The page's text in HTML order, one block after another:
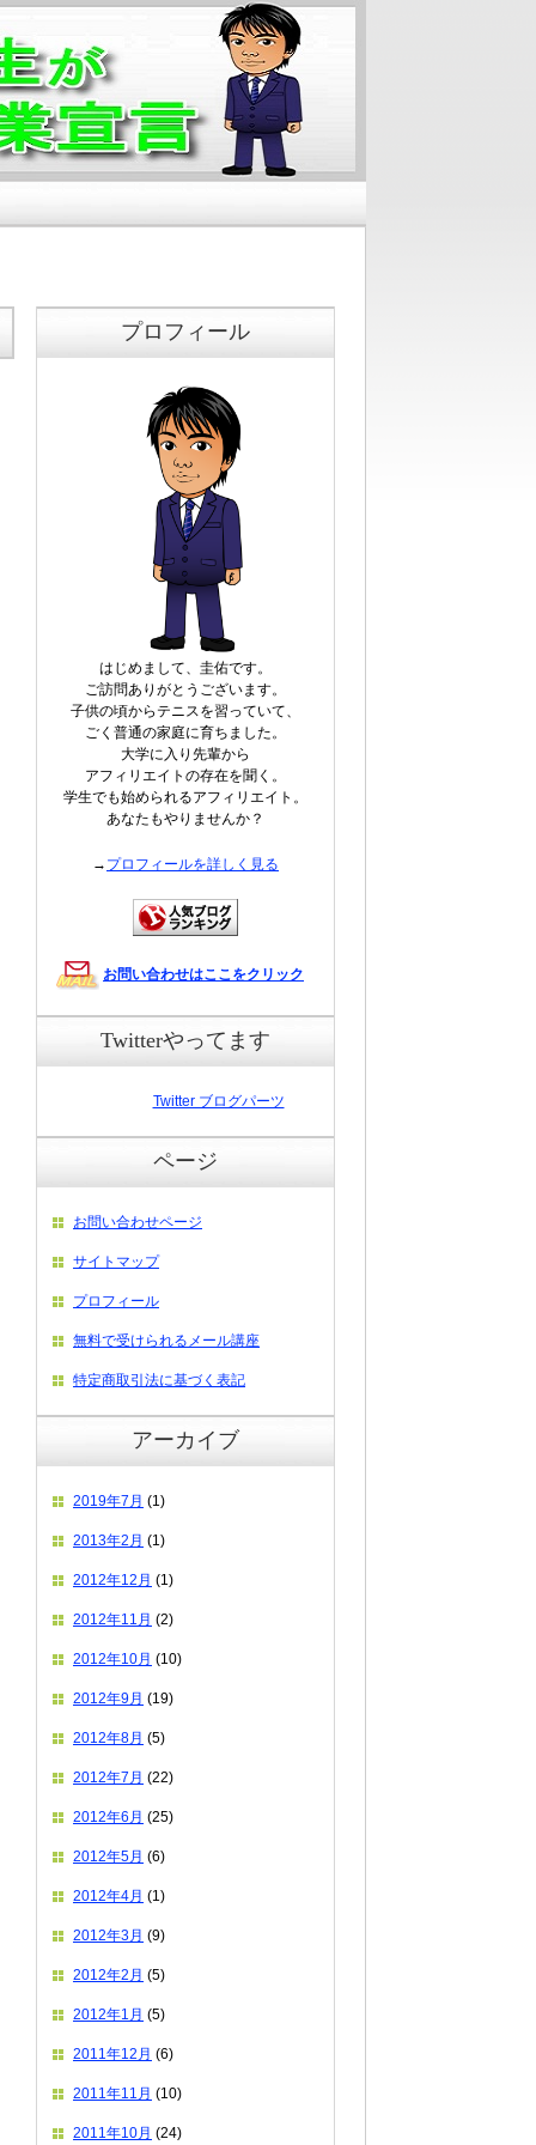
プロフィール
はじめまして、圭佑です。
ご訪問ありがとうございます。
子供の頃からテニスを習っていて、
ごく普通の家庭に育ちました。
大学に入り先輩から
アフィリエイトの存在を聞く。
学生でも始められるアフィリエイト。
あなたもやりませんか？
→ プロフィールを詳しく見る
お問い合わせはここをクリック
Twitterやってます
Twitter ブログパーツ
ページ
お問い合わせページ
サイトマップ
プロフィール
無料で受けられるメール講座
特定商取引法に基づく表記
アーカイブ
2019年7月 (1)
2013年2月 (1)
2012年12月 (1)
2012年11月 (2)
2012年10月 (10)
2012年9月 (19)
2012年8月 (5)
2012年7月 (22)
2012年6月 (25)
2012年5月 (6)
2012年4月 (1)
2012年3月 (9)
2012年2月 (5)
2012年1月 (5)
2011年12月 (6)
2011年11月 (10)
2011年10月 (24)